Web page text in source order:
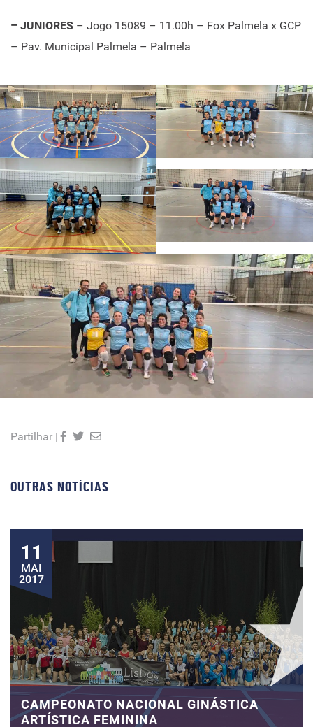
– JUNIORES – Jogo 15089 – 11.00h – Fox Palmela x GCP
– Pav. Municipal Palmela – Palmela
Partilhar |
OUTRAS NOTÍCIAS
11
MAI
2017
CAMPEONATO NACIONAL GINÁSTICA
ARTÍSTICA FEMININA